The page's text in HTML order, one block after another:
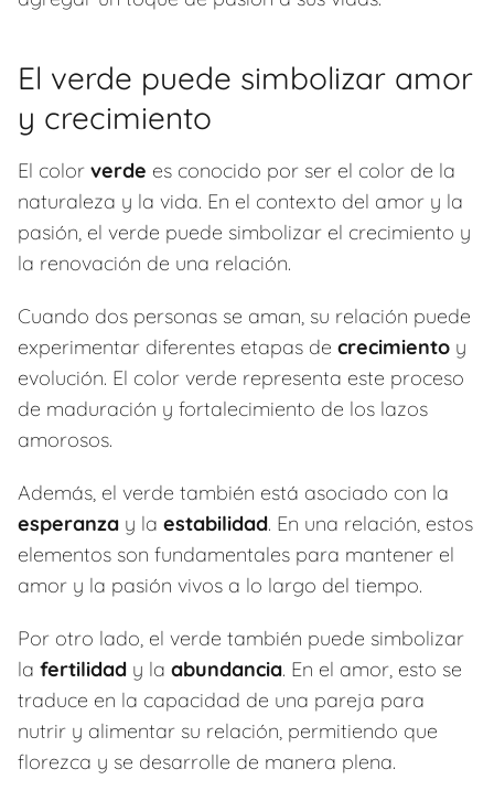
El verde puede simbolizar amor
y crecimiento
El color verde es conocido por ser el color de la
naturaleza y la vida. En el contexto del amor y la
pasión, el verde puede simbolizar el crecimiento y
la renovación de una relación.
Cuando dos personas se aman, su relación puede
experimentar diferentes etapas de crecimiento y
evolución. El color verde representa este proceso
de maduración y fortalecimiento de los lazos
amorosos.
Además, el verde también está asociado con la
esperanza y la estabilidad. En una relación, estos
elementos son fundamentales para mantener el
amor y la pasión vivos a lo largo del tiempo.
Por otro lado, el verde también puede simbolizar
la fertilidad y la abundancia. En el amor, esto se
traduce en la capacidad de una pareja para
nutrir y alimentar su relación, permitiendo que
florezca y se desarrolle de manera plena.